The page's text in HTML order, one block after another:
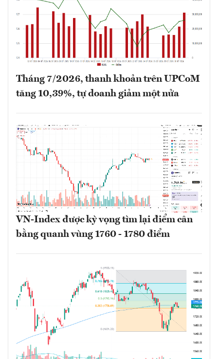
Tháng 7/2026, thanh khoản trên UPCoM
tăng 10,39%, tự doanh giảm một nửa
VN-Index được kỳ vọng tìm lại điểm cân
bằng quanh vùng 1760 - 1780 điểm